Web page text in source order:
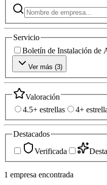
Servicio
Boletín de Instalación de
Ver más (3)
Valoración
4.5+ estrellas
4+
Destacados
Verificada
1 empresa encontrada